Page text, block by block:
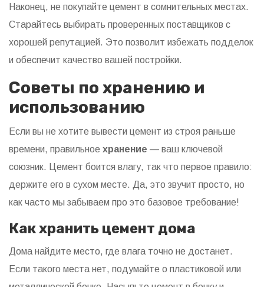
Наконец, не покупайте цемент в сомнительных местах.
Старайтесь выбирать проверенных поставщиков с
хорошей репутацией. Это позволит избежать подделок
и обеспечит качество вашей постройки.
Советы по хранению и
использованию
Если вы не хотите вывести цемент из строя раньше
времени, правильное хранение — ваш ключевой
союзник. Цемент боится влагу, так что первое правило:
держите его в сухом месте. Да, это звучит просто, но
как часто мы забываем про это базовое требование!
Как хранить цемент дома
Дома найдите место, где влага точно не достанет.
Если такого места нет, подумайте о пластиковой или